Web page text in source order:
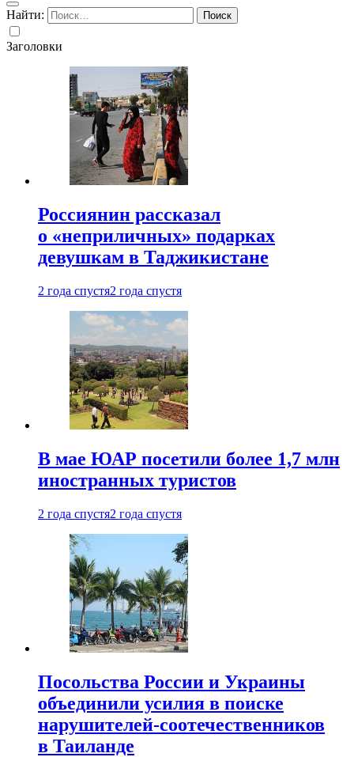
Найти:
Заголовки
Россиянин рассказал
о «неприличных» подарках
девушкам в Таджикистане
2 года спустя2 года спустя
В мае ЮАР посетили более 1,7 млн
иностранных туристов
2 года спустя2 года спустя
Посольства России и Украины
объединили усилия в поиске
нарушителей-соотечественников
в Таиланде